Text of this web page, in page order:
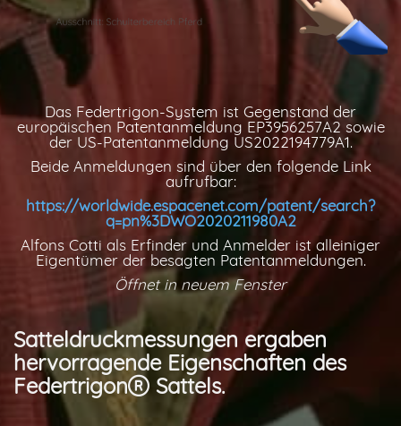
Das Federtrigon-System ist Gegenstand der
europäischen Patentanmeldung EP3956257A2 sowie
der US-Patentanmeldung US2022194779A1.
Beide Anmeldungen sind über den folgende Link
aufrufbar:
https://worldwide.espacenet.com/patent/search?
q=pn%3DWO2020211980A2
Alfons Cotti als Erfinder und Anmelder ist alleiniger
Eigentümer der besagten Patentanmeldungen.
Öffnet in neuem Fenster
Satteldruckmessungen ergaben
hervorragende Eigenschaften des
Federtrigon Sattels.